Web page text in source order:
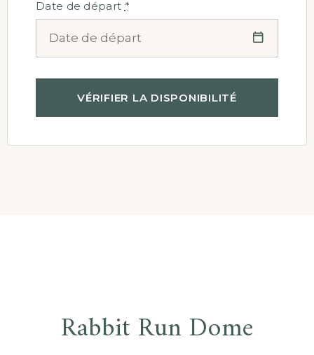
Date de départ *
Rabbit Run Dome